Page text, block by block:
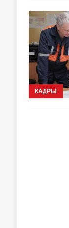
КАДРЫ